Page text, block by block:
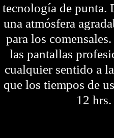
tecnología de punta.
una atmósfera
para los
las pantallas
cualquier sentido a
que los tiempos de
12